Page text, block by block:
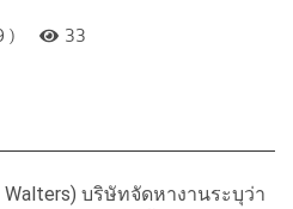
)
33
Walters) บริษัทจัดหางานระบุว่า